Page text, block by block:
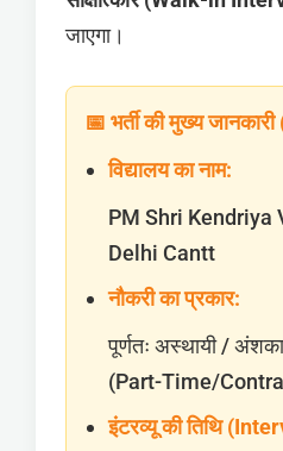
जाएगा।
📅 भर्ती की मुख्य
विद्यालय का नाम:
PM Shri Kendriya
Delhi Cantt
नौकरी का प्रकार:
पूर्णतः अस्थायी /
(Part-Time/
इंटरव्यू की तिथि